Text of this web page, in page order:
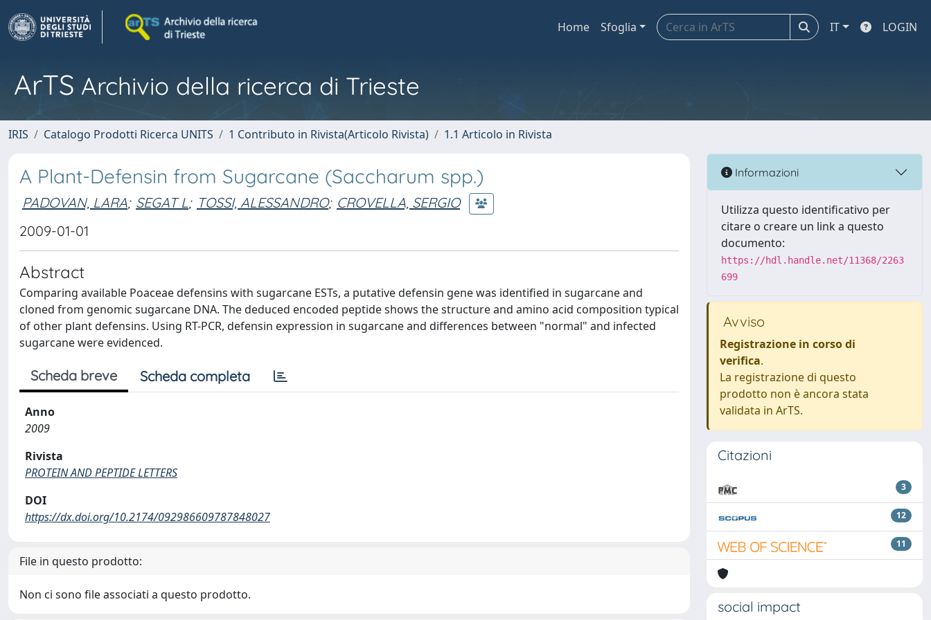
Home Sfoglia IT LOGIN
ArTS Archivio della ricerca di Trieste
IRIS Catalogo Prodotti Ricerca UNITS 1 Contributo in Rivista(Articolo Rivista) 1.1 Articolo in Rivista
A Plant-Defensin from Sugarcane (Saccharum spp.)
PADOVAN, LARA; SEGAT L; TOSSI, ALESSANDRO; CROVELLA, SERGIO
2009-01-01
Abstract
Comparing available Poaceae defensins with sugarcane ESTs, a putative defensin gene was identified in sugarcane and
cloned from genomic sugarcane DNA. The deduced encoded peptide shows the structure and amino acid composition typical
of other plant defensins. Using RT-PCR, defensin expression in sugarcane and differences between "normal" and infected
sugarcane were evidenced.
Scheda breve Scheda completa
Anno
2009
Rivista
PROTEIN AND PEPTIDE LETTERS
DOI
https://dx.doi.org/10.2174/092986609787848027
File in questo prodotto:
Non ci sono file associati a questo prodotto.
Informazioni
Utilizza questo identificativo per
citare o creare un link a questo
documento:
https://hdl.handle.net/11368/2263
699
Avviso
Registrazione in corso di
verifica.
La registrazione di questo
prodotto non è ancora stata
validata in ArTS.
Citazioni
3
12
11
social impact